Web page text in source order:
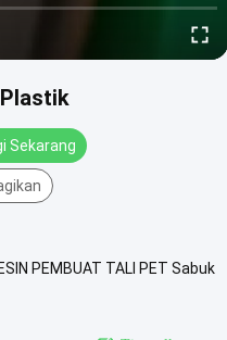
Sekarang
PEMBUAT TALI PET Sabuk